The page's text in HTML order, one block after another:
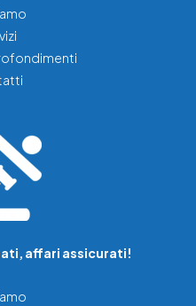
affari assicurati!